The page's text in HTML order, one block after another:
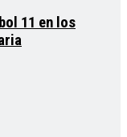
11 en los